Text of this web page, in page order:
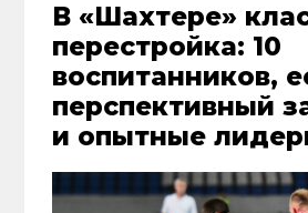
В «Шахтере»
перестройка: 10
воспитанников,
перспективный
и опытные